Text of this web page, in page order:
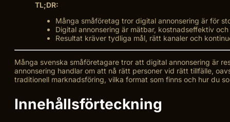
TL;DR:
Många småföretag tror digital annonsering är för
Digital annonsering är mätbar, kostnadseffektiv
Resultat kräver tydliga mål, rätt kanaler och
Många svenska småföretagare tror att digital annonsering är
annonsering handlar om att nå rätt personer vid rätt tillfälle,
traditionell marknadsföring, vilka format som finns och hur du
Innehållsförteckning